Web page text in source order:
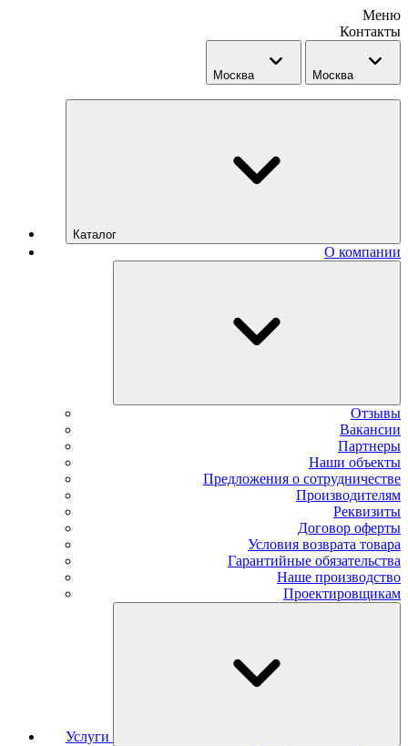
Меню
Контакты
Москва Москва
Каталог
О компании
Отзывы
Вакансии
Партнеры
Наши объекты
Предложения о сотрудничестве
Производителям
Реквизиты
Договор оферты
Условия возврата товара
Гарантийные обязательства
Наше производство
Проектировщикам
Услуги